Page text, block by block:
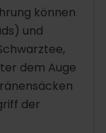
können
und
dem Auge
der